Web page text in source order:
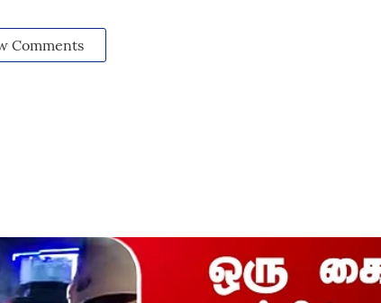
Comments